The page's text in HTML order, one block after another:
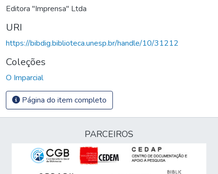
Editora "Imprensa" Ltda
URI
https://bibdig.biblioteca.unesp.br/handle/10/31212
Coleções
O Imparcial
Página do item completo
PARCEIROS